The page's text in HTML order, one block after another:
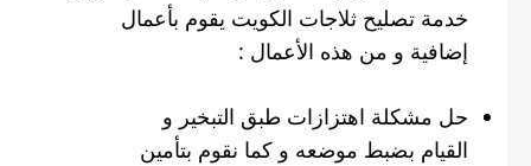
خدمة تصليح ثلاجات الكويت يقوم بأعمال
إضافية و من هذه الأعمال :
حل مشكلة اهتزازات طبق التبخير و
القيام بضبط موضعه و كما نقوم بتأمين